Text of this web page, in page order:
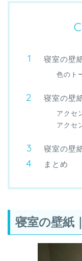
寝室の壁
色のト
寝室の壁
アクセ
アクセ
寝室の壁
まとめ
寝室の壁紙